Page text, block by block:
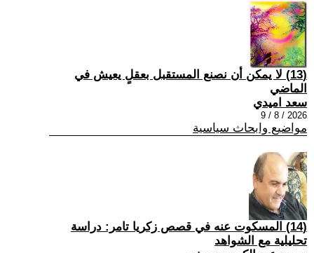
(13) لا يمكن أن نصنع المستقبل بعقلٍ يعيش في
الماضي
سعد اميدي
2026 / 8 / 9
مواضيع وابحاث سياسية
(14) المسكوت عنه في قصص زكريا تامر: دراسة
تحليلية مع الشواهد